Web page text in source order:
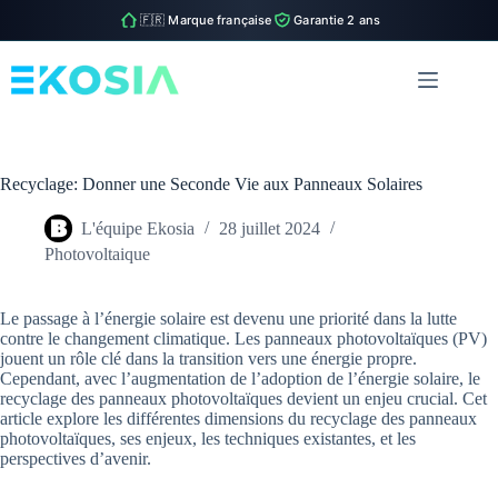
🇫🇷 Marque française Garantie 2 ans
au
contenu
Recyclage: Donner une Seconde Vie aux Panneaux Solaires
L'équipe Ekosia
28 juillet 2024
Photovoltaique
Le passage à l’énergie solaire est devenu une priorité dans la lutte
contre le changement climatique. Les panneaux photovoltaïques (PV)
jouent un rôle clé dans la transition vers une énergie propre.
Cependant, avec l’augmentation de l’adoption de l’énergie solaire, le
recyclage des panneaux photovoltaïques devient un enjeu crucial. Cet
article explore les différentes dimensions du recyclage des panneaux
photovoltaïques, ses enjeux, les techniques existantes, et les
perspectives d’avenir.